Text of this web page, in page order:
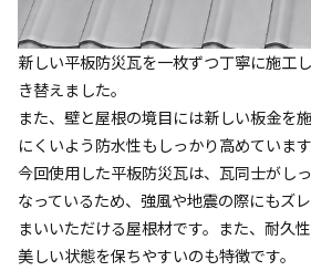
新しい平板防災瓦を一枚ずつ丁寧に施工
き替えました。
また、壁と屋根の境目には新しい板金を
にくいよう防水性もしっかり高めています
今回使用した平板防災瓦は、瓦同士がし
なっているため、強風や地震の際にもズ
まいいただける屋根材です。また、耐久
美しい状態を保ちやすいのも特徴です。